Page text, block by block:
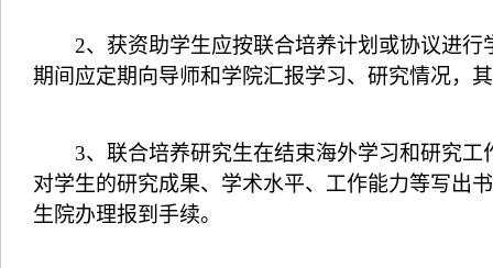
2、获资助学生应按联合培养计划或协议进
期间应定期向导师和学院汇报学习、研究情况，
3、联合培养研究生在结束海外学习和研究
对学生的研究成果、学术水平、工作能力等写出
生院办理报到手续。